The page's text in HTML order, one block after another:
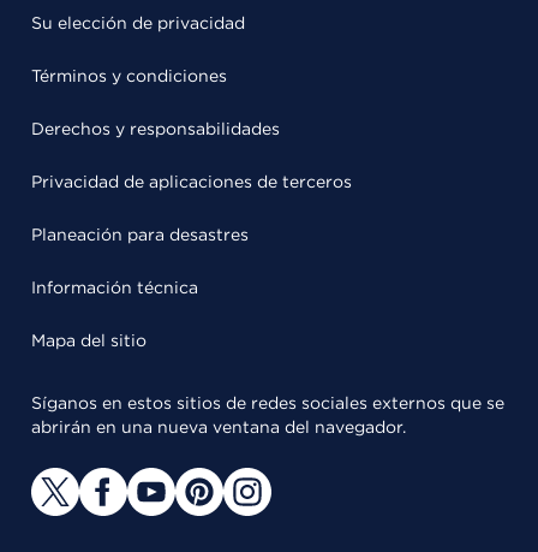
Su elección de privacidad
Términos y condiciones
Derechos y responsabilidades
Privacidad de aplicaciones de terceros
Planeación para desastres
Información técnica
Mapa del sitio
Síganos en estos sitios de redes sociales externos que se
abrirán en una nueva ventana del navegador.